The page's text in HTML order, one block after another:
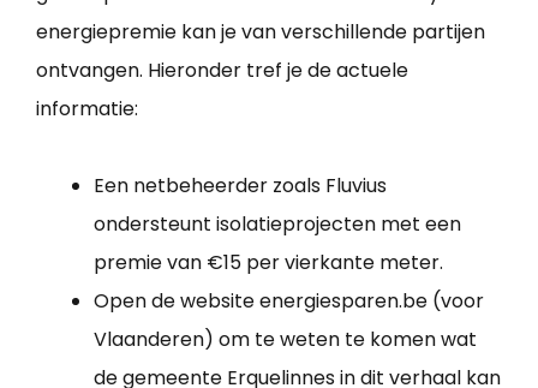
energiepremie kan je van verschillende partijen
ontvangen. Hieronder tref je de actuele
informatie:
Een netbeheerder zoals Fluvius
ondersteunt isolatieprojecten met een
premie van €15 per vierkante meter.
Open de website energiesparen.be (voor
Vlaanderen) om te weten te komen wat
de gemeente Erquelinnes in dit verhaal kan